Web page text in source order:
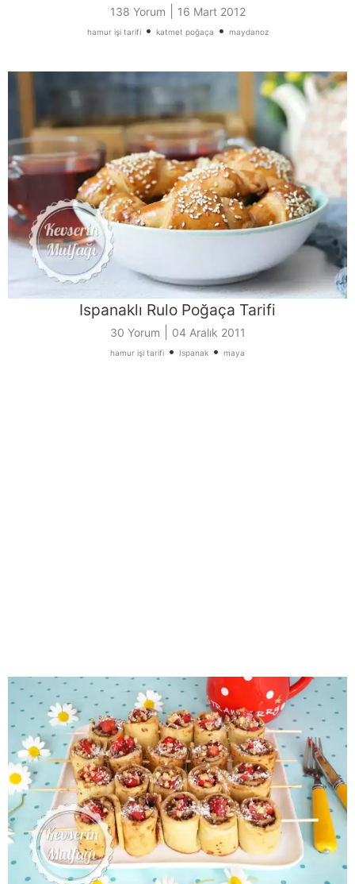
138 Yorum 16 Mart 2012
hamur işi tarifi• katmet poğaça • maydanoz
Ispanaklı Rulo Poğaça Tarifi
30 Yorum 04 Aralık 2011
hamur işi tarifi • Ispanak • maya